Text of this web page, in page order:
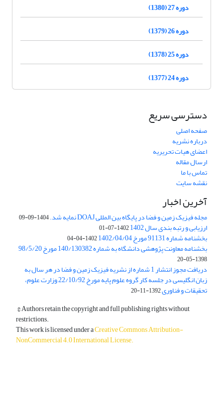
دوره 27 (1380)
دوره 26 (1379)
دوره 25 (1378)
دوره 24 (1377)
دسترسی سریع
صفحه اصلی
درباره نشریه
اعضای هیات تحریریه
ارسال مقاله
تماس با ما
نقشه سایت
آخرین اخبار
مجله فیزیک زمین و فضا در پایگاه بین المللی DOAJ نمایه شد. 1404-09-09
ارزیابی و رتبه بندی سال 1402 1402-07-01
بخشنامه شماره 91131 مورخ 1402/04/04 1402-04-04
بخشنامه معاونت پژوهشی دانشگاه به شماره 140/130382 مورخ 98/5/20
1398-05-20
دریافت مجوز انتشار 1 شماره از نشریه فیزیک زمین و فضا در هر سال به
زبان انگلیسی در جلسه کار گروه علوم پایه مورخ 22/10/92 وزارت علوم،
تحقیقات و فناوری1392-11-20
© Authors retain the copyright and full publishing rights without
restrictions.
This work is licensed under aCreative Commons Attribution-
NonCommercial 4.0 International License.